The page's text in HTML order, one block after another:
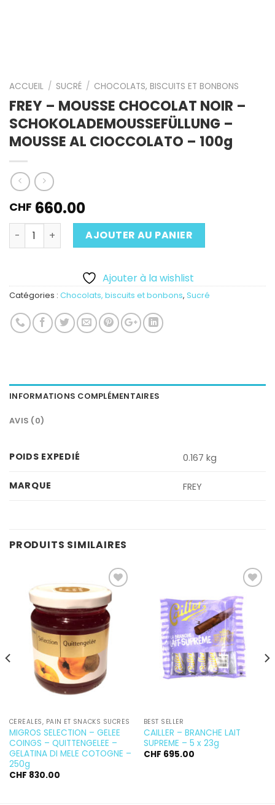
ACCUEIL / SUCRÉ / CHOCOLATS, BISCUITS ET BONBONS
FREY – MOUSSE CHOCOLAT NOIR –
SCHOKOLADEMOUSSEFÜLLUNG –
MOUSSE AL CIOCCOLATO – 100g
CHF 660.00
Quantité AJOUTER AU PANIER
Ajouter à la wishlist
Catégories : Chocolats, biscuits et bonbons, Sucré
INFORMATIONS COMPLÉMENTAIRES
AVIS (0)
POIDS EXPEDIÉ 0.167 kg
MARQUE FREY
PRODUITS SIMILAIRES
Ajouter
à la
wishlist
CÉRÉALES, PAIN ET SNACKS SUCRÉS
MIGROS SELECTION – GELEE
COINGS – QUITTENGELEE –
GELATINA DI MELE COTOGNE –
250g
CHF 830.00
Ajouter
à la
wishlist
BEST SELLER
CAILLER – BRANCHE LAIT
SUPREME – 5 x 23g
CHF 695.00